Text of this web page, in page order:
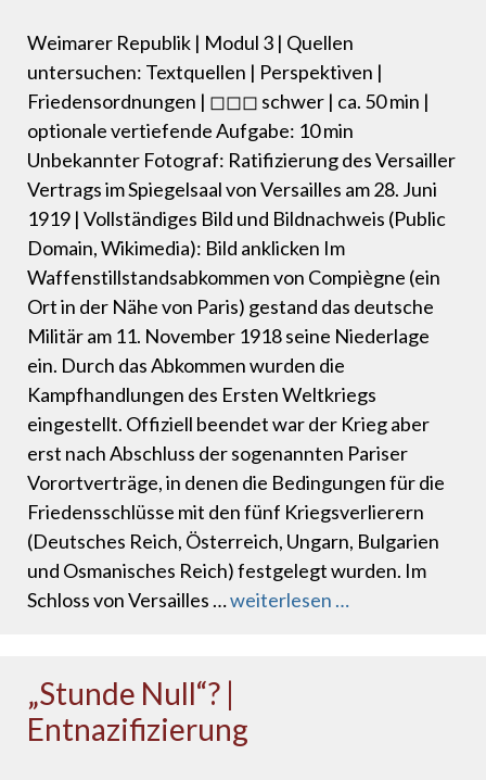
Weimarer Republik | Modul 3 | Quellen
untersuchen: Textquellen | Perspektiven |
Friedensordnungen | ◻◻◻ schwer | ca. 50 min |
optionale vertiefende Aufgabe: 10 min
Unbekannter Fotograf: Ratifizierung des Versailler
Vertrags im Spiegelsaal von Versailles am 28. Juni
1919 | Vollständiges Bild und Bildnachweis (Public
Domain, Wikimedia): Bild anklicken Im
Waffenstillstandsabkommen von Compiègne (ein
Ort in der Nähe von Paris) gestand das deutsche
Militär am 11. November 1918 seine Niederlage
ein. Durch das Abkommen wurden die
Kampfhandlungen des Ersten Weltkriegs
eingestellt. Offiziell beendet war der Krieg aber
erst nach Abschluss der sogenannten Pariser
Vorortverträge, in denen die Bedingungen für die
Friedensschlüsse mit den fünf Kriegsverlierern
(Deutsches Reich, Österreich, Ungarn, Bulgarien
und Osmanisches Reich) festgelegt wurden. Im
Schloss von Versailles …weiterlesen …
„Stunde Null“? |
Entnazifizierung